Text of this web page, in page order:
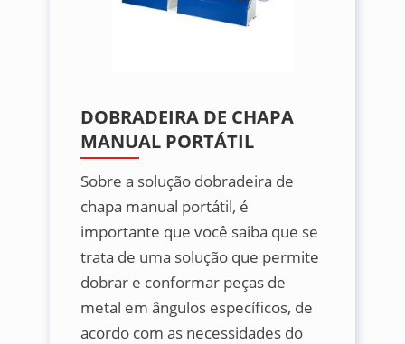
DOBRADEIRA DE CHAPA
MANUAL PORTÁTIL
Sobre a solução dobradeira de
chapa manual portátil, é
importante que você saiba que se
trata de uma solução que permite
dobrar e conformar peças de
metal em ângulos específicos, de
acordo com as necessidades do